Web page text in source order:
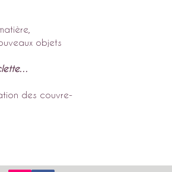
objets
des couvre-